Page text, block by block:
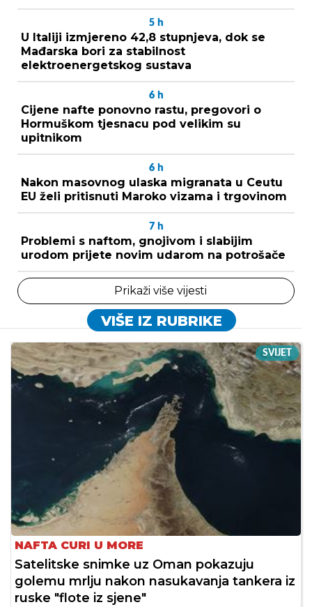
5 h
U Italiji izmjereno 42,8 stupnjeva, dok se
Mađarska bori za stabilnost
elektroenergetskog sustava
6 h
Cijene nafte ponovno rastu, pregovori o
Hormuškom tjesnacu pod velikim su
upitnikom
6 h
Nakon masovnog ulaska migranata u Ceutu
EU želi pritisnuti Maroko vizama i trgovinom
7 h
Problemi s naftom, gnojivom i slabijim
urodom prijete novim udarom na potrošače
Prikaži više vijesti
VIŠE IZ RUBRIKE
SVIJET
NAFTA CURI U MORE
Satelitske snimke uz Oman pokazuju
golemu mrlju nakon nasukavanja tankera iz
ruske "flote iz sjene"